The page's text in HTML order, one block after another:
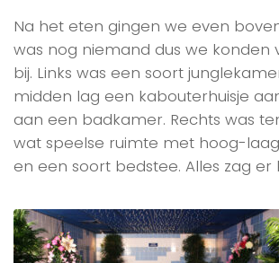
Na het eten gingen we even
was nog niemand dus we konden
bij. Links was een soort
midden lag een kabouterhuisje
aan een badkamer. Rechts was
wat speelse ruimte met hoog-
en een soort bedstee. Alles zag er